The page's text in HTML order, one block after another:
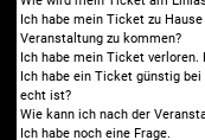
Ich habe mein Ticket zu
Veranstaltung zu kommen?
Ich habe mein Ticket verloren.
Ich habe ein Ticket günstig
echt ist?
Wie kann ich nach der
Ich habe noch eine Frage.